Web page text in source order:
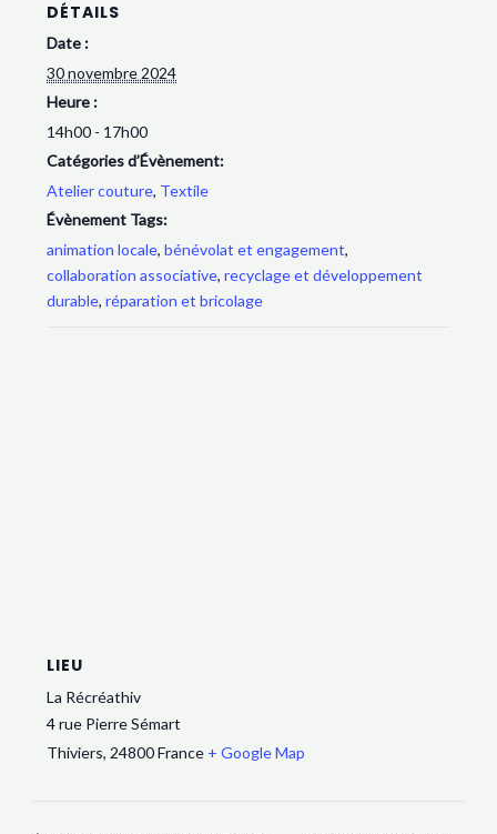
DÉTAILS
Date :
30 novembre 2024
Heure :
14h00 - 17h00
Catégories d’Évènement:
Atelier couture, Textile
Évènement Tags:
animation locale,bénévolat et engagement,
collaboration associative,recyclage et développement
durable,réparation et bricolage
LIEU
La Récréathiv
4 rue Pierre Sémart
Thiviers, 24800 France + Google Map